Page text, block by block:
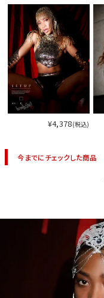
¥4,378(税込)
今までにチェックした商品